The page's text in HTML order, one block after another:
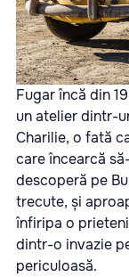
Fugar încă din
un atelier dintr-
Charilie, o fată
care încearcă
descoperă pe
trecute, și
înfiripa o
dintr-o invazie
periculoasă.